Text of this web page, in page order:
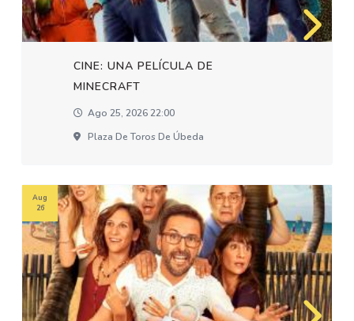
CINE: UNA PELÍCULA DE
MINECRAFT
Ago 25, 2026 22:00
Plaza De Toros De Úbeda
Aug
26